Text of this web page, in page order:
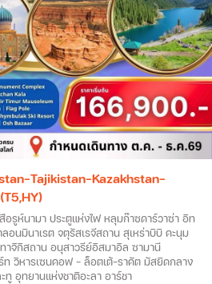
Tajikistan-Kazakhstan-
อรูห์นามา ประตูแห่งไฟ หลุมก๊าซดาร์วาซ่า อิท
อนมินาเรต จตุรัสเรจีสถาน สุเหร่าบิบิ คะนุม
จิกิสถาน อนุสาวรีย์อิสมาอิล ซามานี
ท วิหารเซนคอฟ - ล็อตเต้-ราคัต มัสยิดกลาง
ทู อุทยานแห่งชาติอะลา อาร์ชา